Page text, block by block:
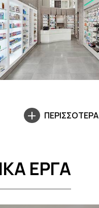
ΠΕΡΙΣΣΟΤΕΡΑ
ΕΡΓΑ